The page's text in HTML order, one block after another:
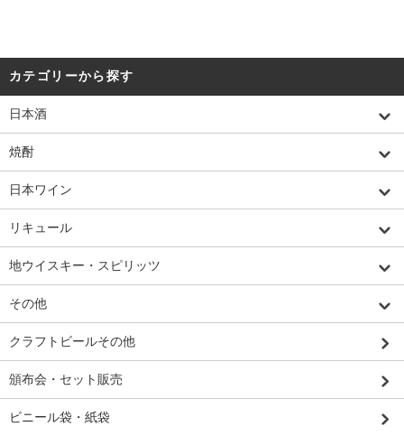
カテゴリーから探す
日本酒
焼酎
日本ワイン
リキュール
地ウイスキー・スピリッツ
その他
クラフトビールその他
頒布会・セット販売
ビニール袋・紙袋